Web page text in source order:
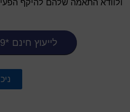
ולוודא התאמה שלהם להיקף
לייעוץ חינם *3659